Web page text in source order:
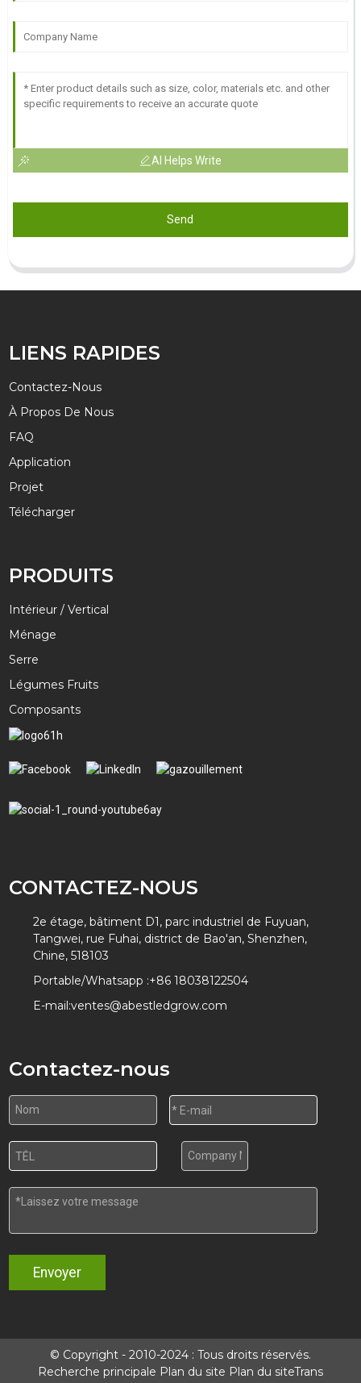
AI Helps Write
Send
LIENS RAPIDES
Contactez-Nous
À Propos De Nous
FAQ
Application
Projet
Télécharger
PRODUITS
Intérieur / Vertical
Ménage
Serre
Légumes Fruits
Composants
CONTACTEZ-NOUS
2e étage, bâtiment D1, parc industriel de Fuyuan,
Tangwei, rue Fuhai, district de Bao'an, Shenzhen,
Chine, 518103
Portable/Whatsapp :+86 18038122504
E-mail:ventes@abestledgrow.com
Contactez-nous
Envoyer
© Copyright - 2010-2024 : Tous droits réservés.
Recherche principale Plan du site Plan du siteTrans